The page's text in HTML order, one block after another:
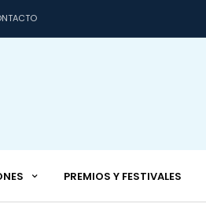
PREMIOS Y FESTIVALES